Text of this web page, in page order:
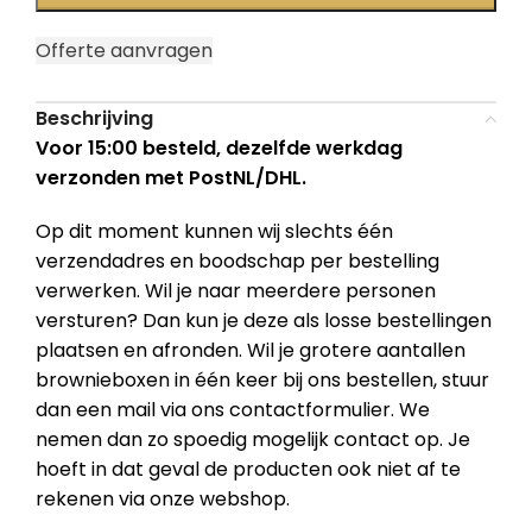
Offerte aanvragen
Beschrijving
Voor 15:00 besteld, dezelfde werkdag
verzonden met PostNL/DHL.
Op dit moment kunnen wij slechts één
verzendadres en boodschap per bestelling
verwerken. Wil je naar meerdere personen
versturen? Dan kun je deze als losse bestellingen
plaatsen en afronden. Wil je grotere aantallen
brownieboxen in één keer bij ons bestellen, stuur
dan een mail via ons contactformulier. We
nemen dan zo spoedig mogelijk contact op. Je
hoeft in dat geval de producten ook niet af te
rekenen via onze webshop.